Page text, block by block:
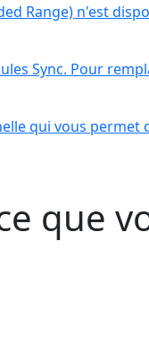
Range) n'est
Sync. Pour
qui vous permet
que